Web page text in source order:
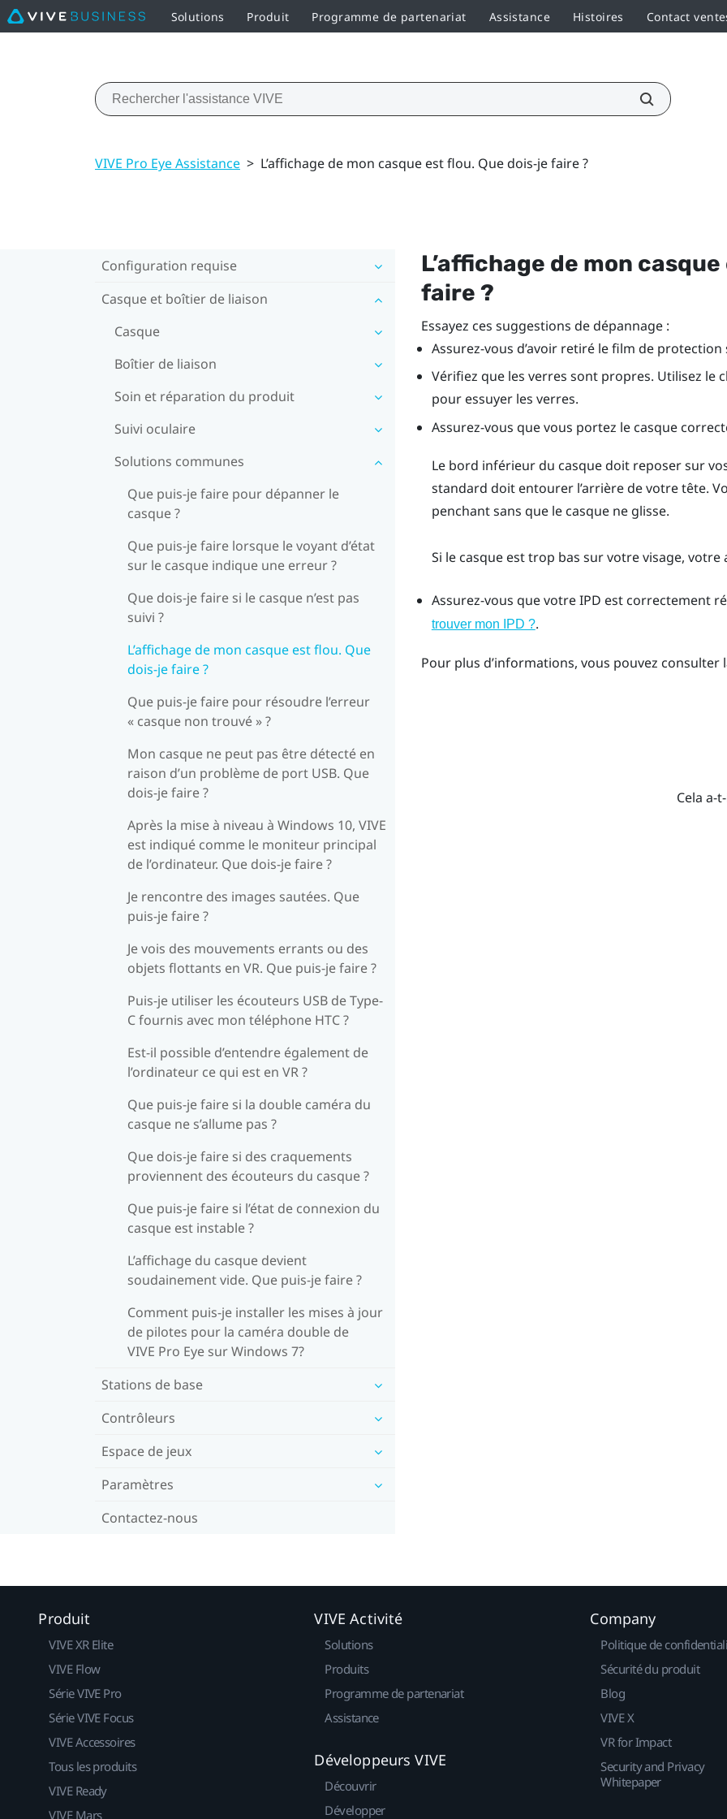
Solutions Produit Programme de partenariat Assistance Histoires Contact
VIVE Pro Eye Assistance > L’affichage de mon casque est flou. Que dois-je faire ?
Configuration requise
Casque et boîtier de liaison
Casque
Boîtier de liaison
Soin et réparation du produit
Suivi oculaire
Solutions communes
Que puis-je faire pour dépanner le
casque ?
Que puis-je faire lorsque le voyant d’état
sur le casque indique une erreur ?
Que dois-je faire si le casque n’est pas
suivi ?
L’affichage de mon casque est flou. Que
dois-je faire ?
Que puis-je faire pour résoudre l’erreur
« casque non trouvé » ?
Mon casque ne peut pas être détecté en
raison d’un problème de port USB. Que
dois-je faire ?
Après la mise à niveau à Windows 10, VIVE
est indiqué comme le moniteur principal
de l’ordinateur. Que dois-je faire ?
Je rencontre des images sautées. Que
puis-je faire ?
Je vois des mouvements errants ou des
objets flottants en VR. Que puis-je faire ?
Puis-je utiliser les écouteurs USB de Type-
C fournis avec mon téléphone HTC ?
Est-il possible d’entendre également de
l’ordinateur ce qui est en VR ?
Que puis-je faire si la double caméra du
casque ne s’allume pas ?
Que dois-je faire si des craquements
proviennent des écouteurs du casque ?
Que puis-je faire si l’état de connexion du
casque est instable ?
L’affichage du casque devient
soudainement vide. Que puis-je faire ?
Comment puis-je installer les mises à jour
de pilotes pour la caméra double de
VIVE Pro Eye sur Windows 7?
Stations de base
Contrôleurs
Espace de jeux
Paramètres
Contactez-nous
L’affichage de mon
faire ?
Essayez ces suggestions de dépannage :
Assurez-vous d’avoir retiré le film de protection
Vérifiez que les verres sont propres. Utilisez
pour essuyer les verres.
Assurez-vous que vous portez le casque
Le bord inférieur du casque doit reposer sur
standard doit entourer l’arrière de votre tête.
penchant sans que le casque ne glisse.
Si le casque est trop bas sur votre visage,
Assurez-vous que votre IPD est correctement
trouver mon IPD ?.
Pour plus d’informations, vous pouvez consulter
Cela a-
Produit
VIVE XR Elite
VIVE Flow
Série VIVE Pro
Série VIVE Focus
VIVE Accessoires
Tous les produits
VIVE Ready
VIVE Mars
VIVE Activité
Solutions
Produits
Programme de partenariat
Assistance
Développeurs VIVE
Découvrir
Développer
Company
Politique de
Sécurité du produit
Blog
VIVE X
VR for Impact
Security and Privacy
Whitepaper